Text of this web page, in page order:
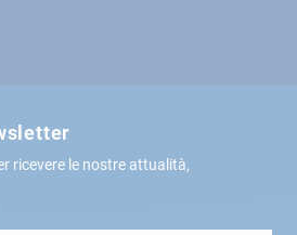
ricevere le nostre attualità,